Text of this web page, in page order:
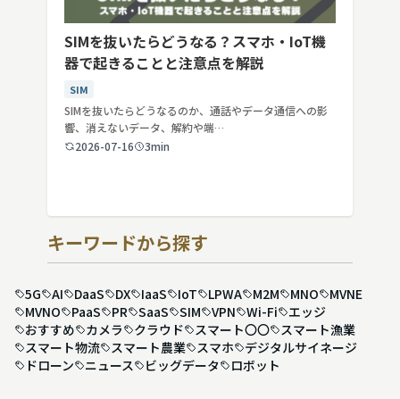
SIMを抜いたらどうなる？スマホ・IoT機
器で起きることと注意点を解説
SIM
SIMを抜いたらどうなるのか、通話やデータ通信への影
響、消えないデータ、解約や端…
2026-07-16
3min
キーワードから探す
5G AI DaaS DX IaaS IoT LPWA M2M MNO
MVNE
MVNO
PaaS PR SaaS SIM VPN Wi-Fi
エッジ
おすすめ
カメラ クラウド スマート〇〇
スマート漁業
スマート物流
スマート農業 スマホ
デジタルサイネージ
ドローン
ニュース ビッグデータ ロボット